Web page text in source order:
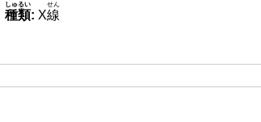
種類
しゅるい
: X線
せん